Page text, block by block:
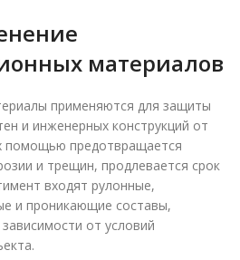
материалов
применяются для защиты
и инженерных конструкций от
помощью предотвращается
и трещин, продлевается срок
входят рулонные,
и проникающие составы,
от условий